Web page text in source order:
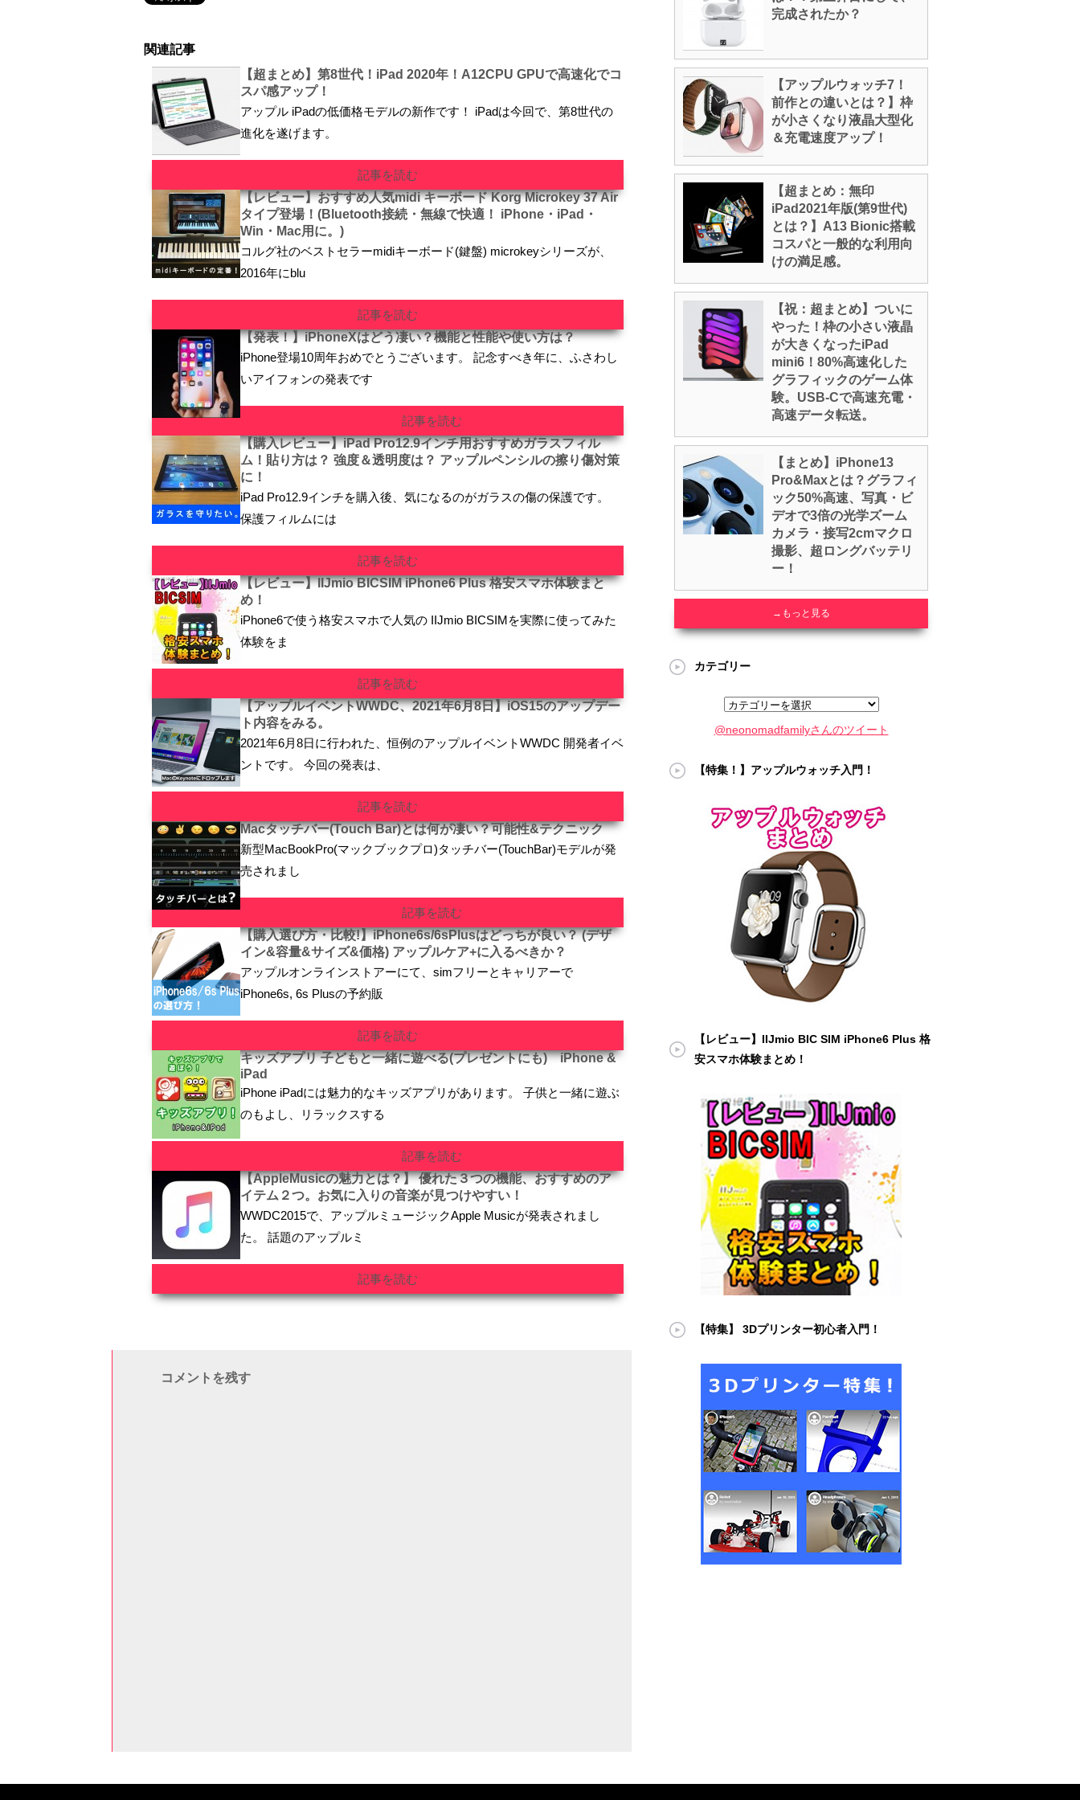
関連記事
【超まとめ】第8世代！iPad 2020年！A12CPU GPUで高速化でコ
スパ感アップ！
アップル iPadの低価格モデルの新作です！ iPadは今回で、第8世代の
進化を遂げます。
記事を読む
【レビュー】おすすめ人気midi キーボード Korg Microkey 37 Air
タイプ登場！(Bluetooth接続・無線で快適！ iPhone・iPad・
Win・Mac用に。)
コルグ社のベストセラーmidiキーボード(鍵盤) microkeyシリーズが、
2016年にblu
記事を読む
【発表！】iPhoneXはどう凄い？機能と性能や使い方は？
iPhone登場10周年おめでとうございます。 記念すべき年に、ふさわし
いアイフォンの発表です
記事を読む
【購入レビュー】iPad Pro12.9インチ用おすすめガラスフィル
ム！貼り方は？ 強度＆透明度は？ アップルペンシルの擦り傷対策
に！
iPad Pro12.9インチを購入後、気になるのがガラスの傷の保護です。
保護フィルムには
記事を読む
【レビュー】IIJmio BICSIM iPhone6 Plus 格安スマホ体験まと
め！
iPhone6で使う格安スマホで人気の IIJmio BICSIMを実際に使ってみた
体験をま
記事を読む
【アップルイベントWWDC、2021年6月8日】iOS15のアップデー
ト内容をみる。
2021年6月8日に行われた、恒例のアップルイベントWWDC 開発者イベ
ントです。 今回の発表は、
記事を読む
Macタッチバー(Touch Bar)とは何が凄い？可能性&テクニック
新型MacBookPro(マックブックプロ)タッチバー(TouchBar)モデルが発
売されまし
記事を読む
【購入選び方・比較!】iPhone6s/6sPlusはどっちが良い？ (デザ
イン&容量&サイズ&価格) アップルケア+に入るべきか？
アップルオンラインストアーにて、simフリーとキャリアーで
iPhone6s, 6s Plusの予約販
記事を読む
キッズアプリ 子どもと一緒に遊べる(プレゼントにも) iPhone &
iPad
iPhone iPadには魅力的なキッズアプリがあります。 子供と一緒に遊ぶ
のもよし、リラックスする
記事を読む
【AppleMusicの魅力とは？】 優れた３つの機能、おすすめのア
イテム２つ。お気に入りの音楽が見つけやすい！
WWDC2015で、アップルミュージックApple Musicが発表されまし
た。 話題のアップルミ
記事を読む
コメントを残す
完成されたか？
【アップルウォッチ7！
前作との違いとは？】枠
が小さくなり液晶大型化
＆充電速度アップ！
【超まとめ：無印
iPad2021年版(第9世代)
とは？】A13 Bionic搭載
コスパと一般的な利用向
けの満足感。
【祝：超まとめ】ついに
やった！枠の小さい液晶
が大きくなったiPad
mini6！80%高速化した
グラフィックのゲーム体
験。USB-Cで高速充電・
高速データ転送。
【まとめ】iPhone13
Pro&Maxとは？グラフィ
ック50%高速、写真・ビ
デオで3倍の光学ズーム
カメラ・接写2cmマクロ
撮影、超ロングバッテリ
ー！
→もっと見る
カテゴリー
@neonomadfamilyさんのツイート
【特集！】アップルウォッチ入門！
【レビュー】IIJmio BIC SIM iPhone6 Plus 格
安スマホ体験まとめ！
【特集】 3Dプリンター初心者入門！